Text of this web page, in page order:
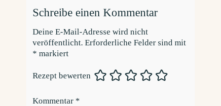
Schreibe einen Kommentar
Deine E-Mail-Adresse wird nicht
veröffentlicht. Erforderliche Felder sind mit
* markiert
Rezept bewerten
Kommentar *